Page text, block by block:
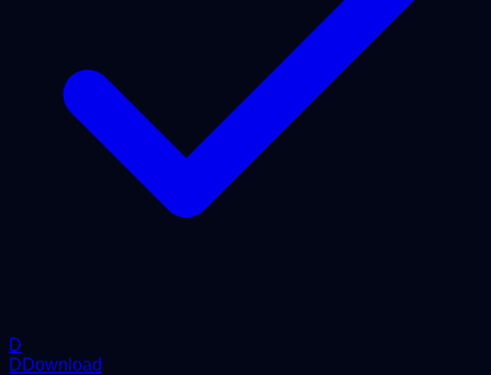
D
DDownload